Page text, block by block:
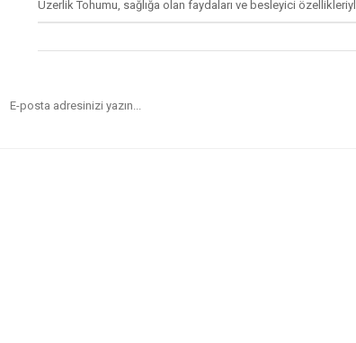
Üzerlik Tohumu, sağlığa olan faydaları ve besleyici